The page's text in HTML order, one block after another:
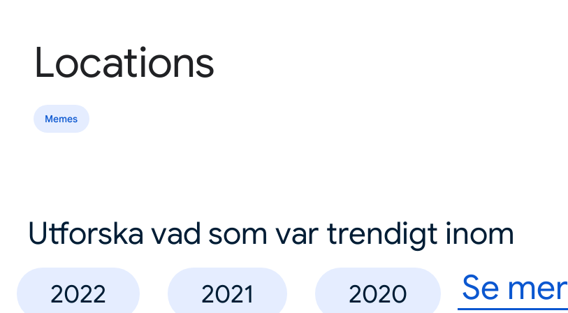
Locations
Memes
Utforska vad som var trendigt inom
2022 2021 2020 Se mer